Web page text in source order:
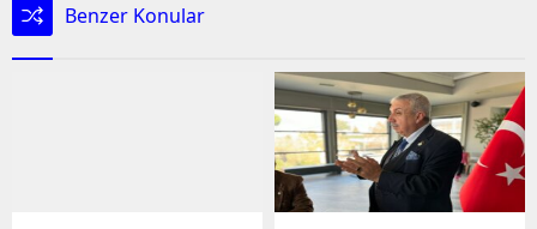
Benzer Konular